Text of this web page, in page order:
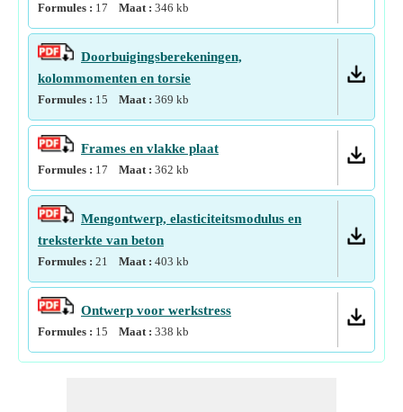
Formules : 17 Maat : 346 kb
Doorbuigingsberekeningen,
kolommomenten en torsie
Formules : 15 Maat : 369 kb
Frames en vlakke plaat
Formules : 17 Maat : 362 kb
Mengontwerp, elasticiteitsmodulus en
treksterkte van beton
Formules : 21 Maat : 403 kb
Ontwerp voor werkstress
Formules : 15 Maat : 338 kb